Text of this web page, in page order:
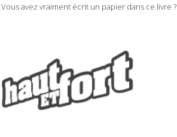
Vous avez vraiment écrit un papier dans ce livre ?...